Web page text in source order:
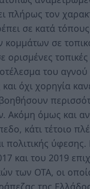
πλήρως τον
σε κατά
σε
του αγνού
όχι χορηγία
Ακόμη όμως και
κάτι τέτοιο
πολιτικής
και του 2019
των ΟΤΑ, οι